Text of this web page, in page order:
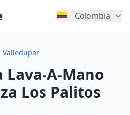
Colombia
Valledupar
Lava-A-Mano
Los Palitos